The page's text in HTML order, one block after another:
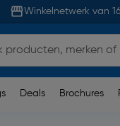
Winkelnetwerk van
Deals Brochures